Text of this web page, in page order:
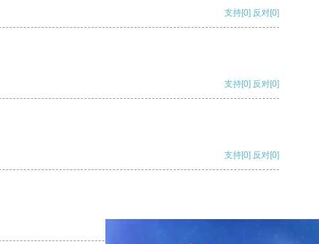
支持[0] 反对[0]
支持[0] 反对[0]
支持[0] 反对[0]